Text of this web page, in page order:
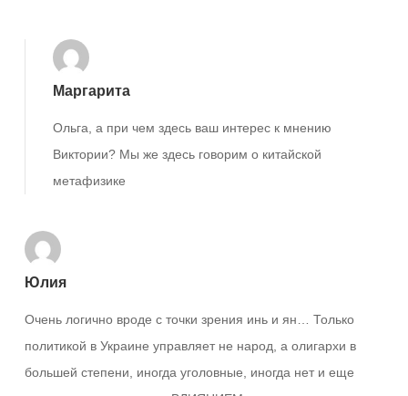
Маргарита
Ольга, а при чем здесь ваш интерес к мнению
Виктории? Мы же здесь говорим о китайской
метафизике
Юлия
Очень логично вроде с точки зрения инь и ян… Только
политикой в Украине управляет не народ, а олигархи в
большей степени, иногда уголовные, иногда нет и еще